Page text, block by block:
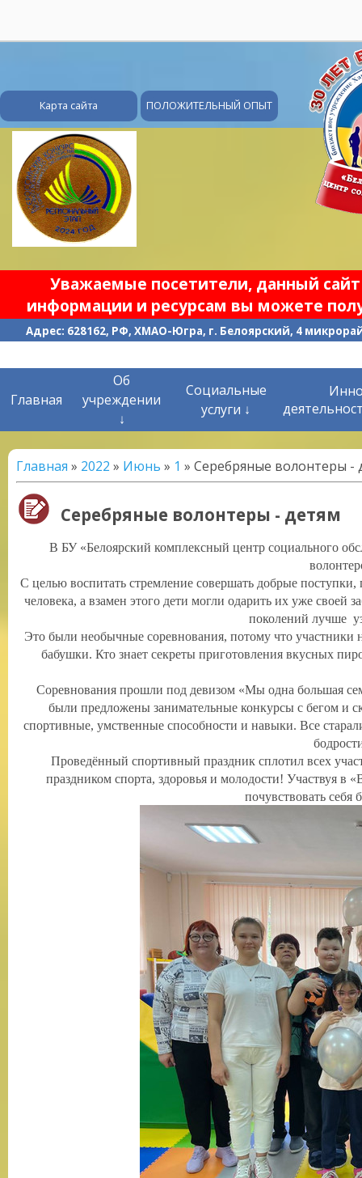
Карта сайта ПОЛОЖИТЕЛЬНЫЙ ОПЫТ
Уважаемые посетители, данный
информации и ресурсам вы можете
Адрес: 628162, РФ, ХМАО-Югра, г. Белоярский, 4
Главная
Об
учреждении
↓
Социальные
услуги ↓
Главная » 2022 » Июнь » 1 » Серебряные волонтеры -
Серебряные волонтеры - детям
В БУ «Белоярский комплексный центр социального
С целью воспитать стремление совершать добрые
человека, а взамен этого дети могли одарить их уже своей
поколений лучше
Это были необычные соревнования, потому что
бабушки. Кто знает секреты приготовления вкусных
Соревнования прошли под девизом «Мы одна большая
были предложены занимательные конкурсы с бегом и
спортивные, умственные способности и навыки. Все
Проведённый спортивный праздник сплотил всех
праздником спорта, здоровья и молодости! Участвуя в
почувствовать